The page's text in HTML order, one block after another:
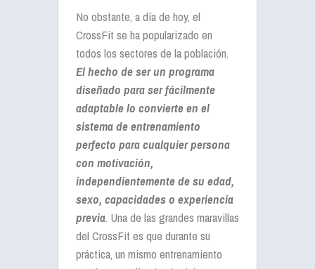
No obstante, a día de hoy, el
CrossFit se ha popularizado en
todos los sectores de la población.
El hecho de ser un programa
diseñado para ser fácilmente
adaptable lo convierte en el
sistema de entrenamiento
perfecto para cualquier persona
con motivación,
independientemente de su edad,
sexo, capacidades o experiencia
previa. Una de las grandes maravillas
del CrossFit es que durante su
práctica, un mismo entrenamiento